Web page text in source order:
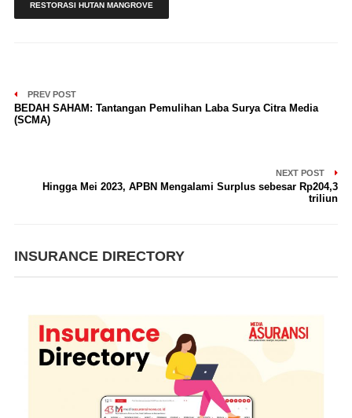
RESTORASI HUTAN MANGROVE
PREV POST
BEDAH SAHAM: Tantangan Pemulihan Laba Surya Citra Media
(SCMA)
NEXT POST
Hingga Mei 2023, APBN Mengalami Surplus sebesar Rp204,3
triliun
INSURANCE DIRECTORY